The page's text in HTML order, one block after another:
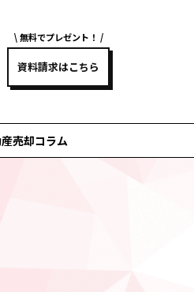
無料でプレゼント！
資料請求はこちら
売却コラム